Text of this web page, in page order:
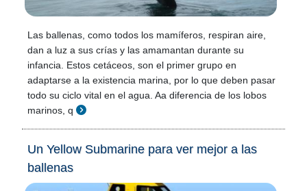
Las ballenas, como todos los mamíferos, respiran aire,
dan a luz a sus crías y las amamantan durante su
infancia. Estos cetáceos, son el primer grupo en
adaptarse a la existencia marina, por lo que deben pasar
todo su ciclo vital en el agua. Aa diferencia de los lobos
marinos, q
Un Yellow Submarine para ver mejor a las
ballenas